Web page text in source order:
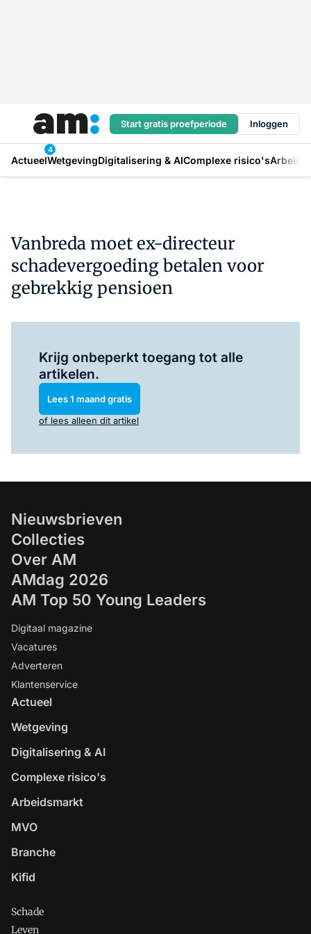
Start gratis proefperiode Inloggen
Actueel
4
WetgevingDigitalisering & AIComplexe risico's
Vanbreda moet ex-directeur
schadevergoeding betalen voor
gebrekkig pensioen
Krijg onbeperkt toegang tot alle
artikelen.
Lees 1 maand gratis
of lees alleen dit artikel
Nieuwsbrieven
Collecties
Over AM
AMdag 2026
AM Top 50 Young Leaders
Digitaal magazine
Vacatures
Adverteren
Klantenservice
Actueel
Wetgeving
Digitalisering & AI
Complexe risico's
Arbeidsmarkt
MVO
Branche
Kifid
Schade
Leven